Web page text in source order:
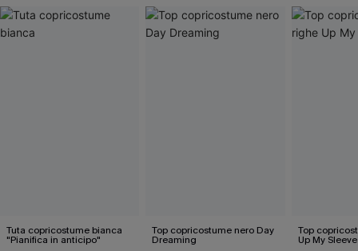
Tuta copricostume bianca
"Pianifica in anticipo"
Top copricostume nero Day
Dreaming
Top
Up My Sleeve